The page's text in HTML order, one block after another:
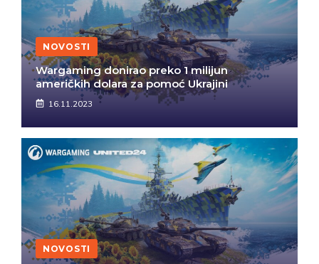
NOVOSTI
Wargaming donirao preko 1 milijun
američkih dolara za pomoć Ukrajini
16.11.2023
NOVOSTI